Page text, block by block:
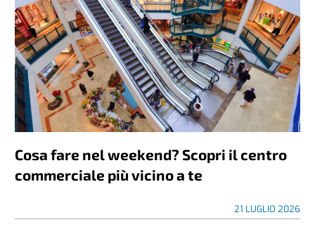
Cosa fare nel weekend? Scopri il centro
commerciale più vicino a te
21 LUGLIO 2026